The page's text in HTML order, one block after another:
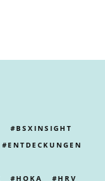
BSXINSIGHT
ENTDECKUNGEN
HOKA
HRV